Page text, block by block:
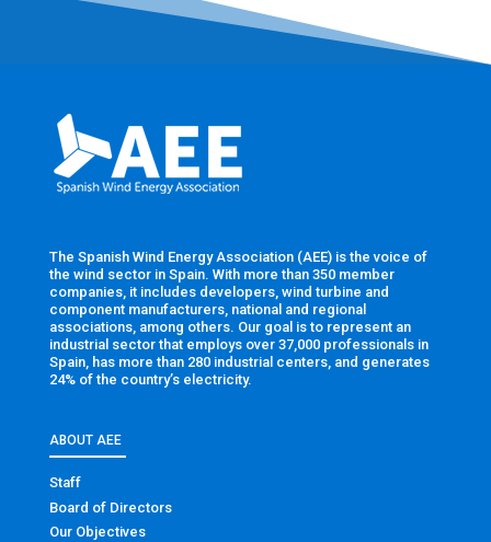
The Spanish Wind Energy Association (AEE) is the voice of
the wind sector in Spain. With more than 350 member
companies, it includes developers, wind turbine and
component manufacturers, national and regional
associations, among others. Our goal is to represent an
industrial sector that employs over 37,000 professionals in
Spain, has more than 280 industrial centers, and generates
24% of the country’s electricity.
ABOUT AEE
Staff
Board of Directors
Our Objectives